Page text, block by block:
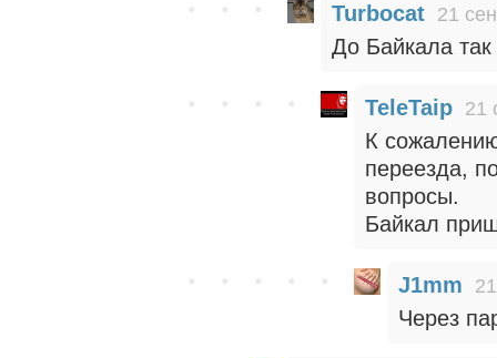
Turbocat 21
До Байкала
TeleTaip 21
К
переезда,
вопросы.
Байкал
J1mm
Через